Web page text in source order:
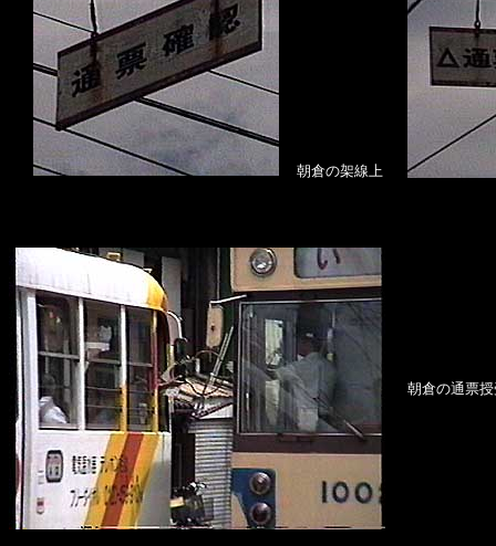
朝倉の架線上
朝倉の通票